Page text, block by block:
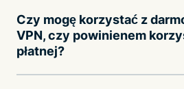
Czy mogę korzystać z
VPN, czy powinienem
płatnej?